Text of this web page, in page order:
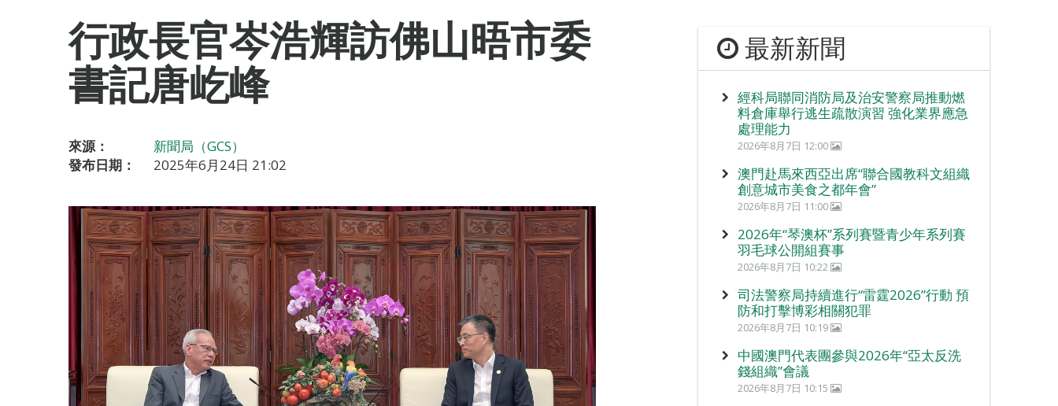
行政長官岑浩輝訪佛山晤市委
書記唐屹峰
來源：
新聞局（GCS）
發布日期：
2025年6月24日 21:02
最新新聞
經科局聯同消防局及治安警察局推動燃
料倉庫舉行逃生疏散演習 強化業界應急
處理能力
2026年8月7日 12:00
澳門赴馬來西亞出席“聯合國教科文組織
創意城市美食之都年會”
2026年8月7日 11:00
2026年“琴澳杯”系列賽暨青少年系列賽
羽毛球公開組賽事
2026年8月7日 10:22
司法警察局持續進行“雷霆2026”行動 預
防和打擊博彩相關犯罪
2026年8月7日 10:19
中國澳門代表團參與2026年“亞太反洗
錢組織”會議
2026年8月7日 10:15